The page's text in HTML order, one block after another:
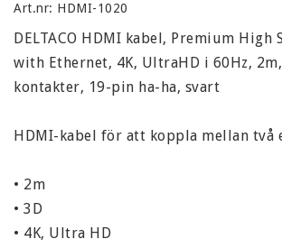
Art.nr: HDMI-1020
DELTACO HDMI kabel, Premium High
with Ethernet, 4K, UltraHD i 60Hz,
kontakter, 19-pin ha-ha, svart
HDMI-kabel för att koppla mellan två
• 2m
• 3D
• 4K, Ultra HD